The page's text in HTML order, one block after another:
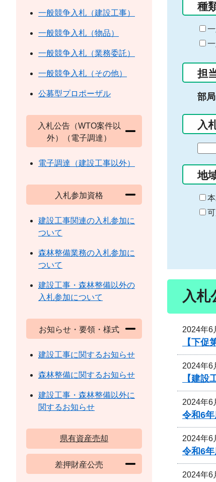
種
担
部局
入
の
始
ま
り
地
入札
2024年6
【下
2024年6
【建
2024年6
令和6
2024年6
令和6
2024年6
一般競争入札（建設工事）
一般競争入札（物品）
一般競争入札（業務委託）
一般競争入札（その他）
公募型プロポーザル
入札公告（WTO案件以
外）（電子調達）
電子調達（建設工事以外）
入札参加資格
建設工事関連の入札参加に
ついて
森林整備業務の入札参加に
ついて
建設工事・森林整備以外の
入札参加について
お知らせ・要領・様式
建設工事に関するお知らせ
森林整備に関するお知らせ
建設工事・森林整備以外に
関するお知らせ
県有資産売却
差押財産公売